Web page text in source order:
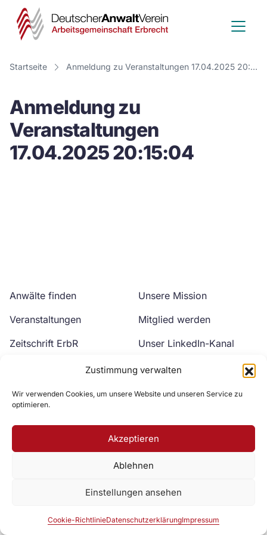
Zustimmung verwalten
Wir verwenden Cookies, um unsere Website und unseren Service zu
optimieren.
Akzeptieren
Ablehnen
Einstellungen ansehen
Cookie-RichtlinieDatenschutzerklärungImpressum
Deutscher
Anwalt
Verein
Startseite Anmeldung zu Veranstaltungen 17.04.2025 20:15:04
Anmeldung zu
Veranstaltungen
17.04.2025 20:15:04
Anwälte finden
Veranstaltungen
Zeitschrift ErbR
Unsere Mission
Mitglied werden
Unser LinkedIn-Kanal
Unser YouTube-Kanal
Zur DAV Webseite